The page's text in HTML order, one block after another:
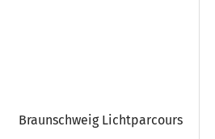
Braunschweig Lichtparcours